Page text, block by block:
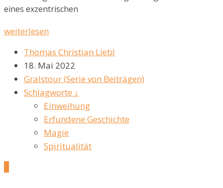
eines exzentrischen
weiterlesen
Thomas Christian Liebl
18. Mai 2022
Gralstour (Serie von Beiträgen)
Schlagworte ↓
Einweihung
Erfundene Geschichte
Magie
Spiritualität